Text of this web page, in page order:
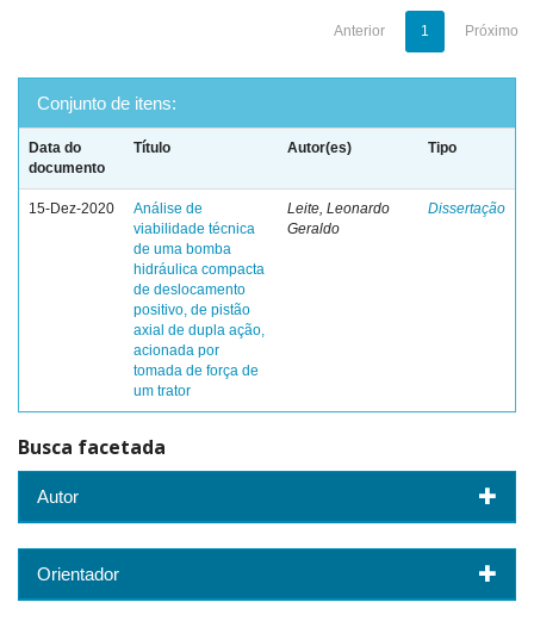
Anterior 1 Próximo
Conjunto de itens:
Data do
documento
Título Autor(es) Tipo
15-Dez-2020
Análise de
viabilidade técnica
de uma bomba
hidráulica compacta
de deslocamento
positivo, de pistão
axial de dupla ação,
acionada por
tomada de força de
um trator
Leite, Leonardo
Geraldo
Dissertação
Busca facetada
Autor
Orientador